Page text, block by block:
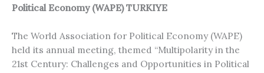
Political Economy (WAPE) TURKIYE
The World Association for Political Economy (WAPE)
held its annual meeting, themed “Multipolarity in the
21st Century: Challenges and Opportunities in Political